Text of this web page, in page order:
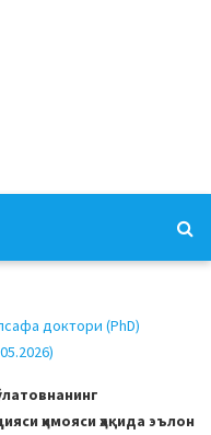
доктори (PhD)
ҳимояси ҳақида эълон